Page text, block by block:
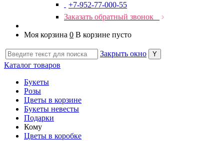
+7-952-77-000-55
Заказать обратный звонок
Моя корзина 0 В корзине пусто
Закрыть окно
Каталог товаров
Букеты
Розы
Цветы в корзине
Букеты невесты
Подарки
Кому
Цветы в коробке